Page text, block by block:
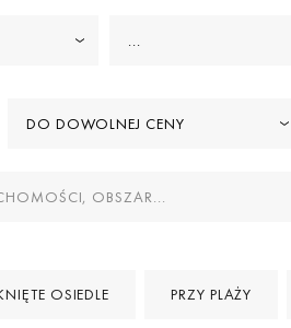
DO DOWOLNEJ CENY
OSIEDLE PRZY PLAŻY